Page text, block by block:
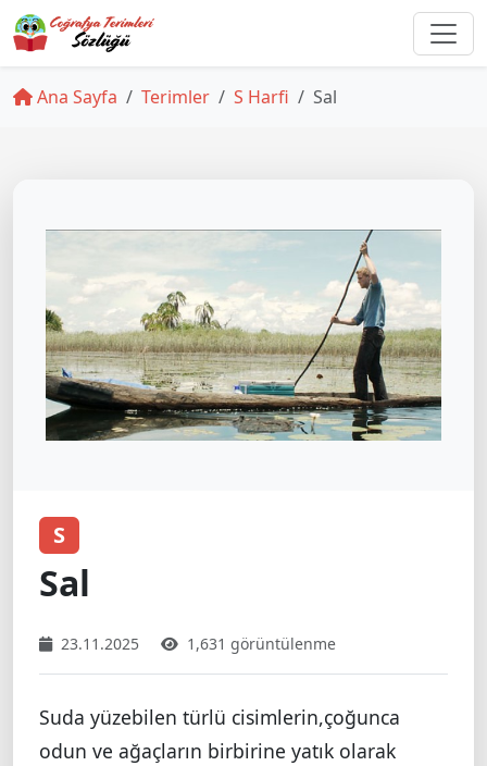
Ana Sayfa Terimler S Harfi Sal
S
Sal
23.11.2025 1,631 görüntülenme
Suda yüzebilen türlü cisimlerin,çoğunca
odun ve ağaçların birbirine yatık olarak